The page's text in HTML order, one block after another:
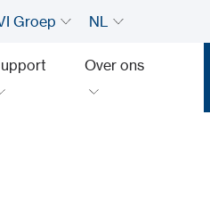
Groep NL
Over ons